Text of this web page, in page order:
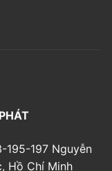
195-197 Nguyễn
Hồ Chí Minh